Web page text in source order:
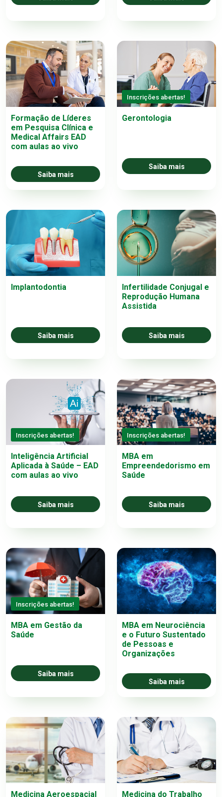
Formação de Líderes
em Pesquisa Clínica e
Medical Affairs EAD
com aulas ao vivo
Saiba mais
Inscrições abertas!
Gerontologia
Saiba mais
Implantodontia
Saiba mais
Infertilidade Conjugal e
Reprodução Humana
Assistida
Saiba mais
Inscrições abertas!
Inteligência Artificial
Aplicada à Saúde – EAD
com aulas ao vivo
Saiba mais
Inscrições abertas!
MBA em
Empreendedorismo em
Saúde
Saiba mais
Inscrições abertas!
MBA em Gestão da
Saúde
Saiba mais
MBA em Neurociência
e o Futuro Sustentado
de Pessoas e
Organizações
Saiba mais
Medicina Aeroespacial Medicina do Trabalho